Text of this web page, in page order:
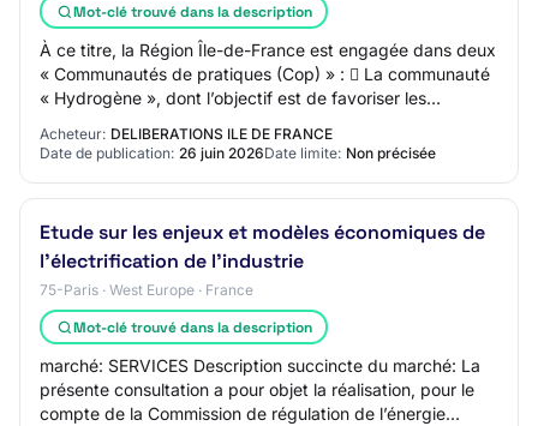
Mot-clé trouvé dans la description
À ce titre, la Région Île-de-France est engagée dans deux
« Communautés de pratiques (Cop) » :  La communauté
« Hydrogène », dont l’objectif est de favoriser les
Acheteur: DELIBERATIONS ILE DE FRANCE
Date de publication: 26 juin 2026Date limite: Non précisée
Etude sur les enjeux et modèles économiques de
l’électrification de l’industrie
75-Paris · West Europe · France
Mot-clé trouvé dans la description
marché: SERVICES Description succincte du marché: La
présente consultation a pour objet la réalisation, pour le
compte de la Commission de régulation de l’énergie